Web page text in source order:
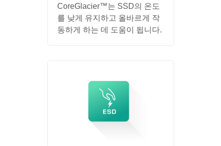
CoreGlacier™는 SSD의 온도
를 낮게 유지하고 올바르게 작
동하게 하는 데 도움이 됩니다.